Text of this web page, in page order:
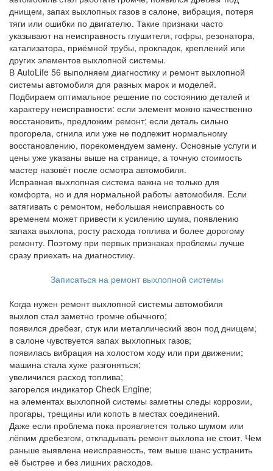
днищем, запах выхлопных газов в салоне, вибрация, потеря
тяги или ошибки по двигателю. Такие признаки часто
указывают на неисправность глушителя, гофры, резонатора,
катализатора, приёмной трубы, прокладок, креплений или
других элементов выхлопной системы.
В AutoLife 56 выполняем диагностику и ремонт выхлопной
системы автомобиля для разных марок и моделей.
Подбираем оптимальное решение по состоянию деталей и
характеру неисправности: если элемент можно качественно
восстановить, предложим ремонт; если деталь сильно
прогорела, сгнила или уже не подлежит нормальному
восстановлению, порекомендуем замену. Основные услуги и
цены уже указаны выше на странице, а точную стоимость
мастер назовёт после осмотра автомобиля.
Исправная выхлопная система важна не только для
комфорта, но и для нормальной работы автомобиля. Если
затягивать с ремонтом, небольшая неисправность со
временем может привести к усилению шума, появлению
запаха выхлопа, росту расхода топлива и более дорогому
ремонту. Поэтому при первых признаках проблемы лучше
сразу приехать на диагностику.
Записаться на ремонт выхлопной системы
Когда нужен ремонт выхлопной системы автомобиля
выхлоп стал заметно громче обычного;
появился дребезг, стук или металлический звон под днищем;
в салоне чувствуется запах выхлопных газов;
появилась вибрация на холостом ходу или при движении;
машина стала хуже разгоняться;
увеличился расход топлива;
загорелся индикатор Check Engine;
на элементах выхлопной системы заметны следы коррозии,
прогары, трещины или копоть в местах соединений.
Даже если проблема пока проявляется только шумом или
лёгким дребезгом, откладывать ремонт выхлопа не стоит. Чем
раньше выявлена неисправность, тем выше шанс устранить
её быстрее и без лишних расходов.